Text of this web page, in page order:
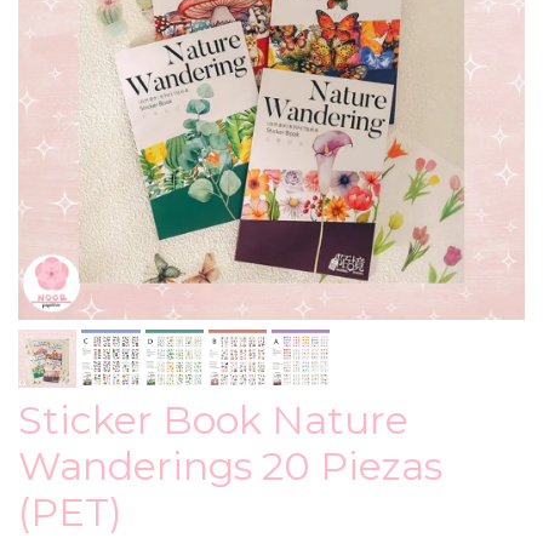
Sticker Book Nature
Wanderings 20 Piezas
(PET)